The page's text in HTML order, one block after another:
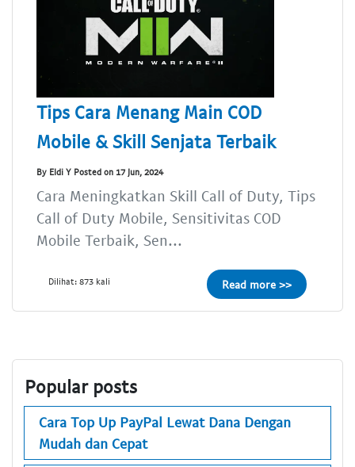
Tips Cara Menang Main COD
Mobile & Skill Senjata Terbaik
By Eldi Y Posted on 17 Jun, 2024
Cara Meningkatkan Skill Call of Duty, Tips
Call of Duty Mobile, Sensitivitas COD
Mobile Terbaik, Sen...
Dilihat: 873 kali Read more >>
Popular posts
Cara Top Up PayPal Lewat Dana Dengan
Mudah dan Cepat